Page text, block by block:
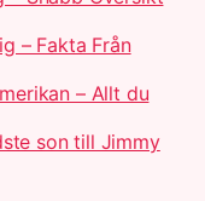
– Fakta Från
– Allt du
son till Jimmy